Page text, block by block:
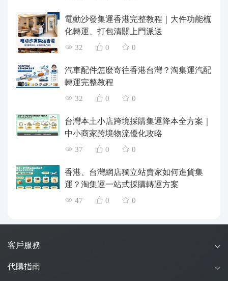
電動沙發集運香港完整教程｜大件功能梳
化轉運、打包清關上門派送
32 0 0
汽車配件怎麼寄往香港台灣？淘集運汽配
轉運完整教程
32 0 0
台灣本土小店跨境採購集運降本全方案｜
中小商家跨境物流優化攻略
37 0 0
香港、台灣網店獨立站賣家如何進貨集
運？淘集運一站式採購轉運方案
47 0 0
客戶服務
代購指南